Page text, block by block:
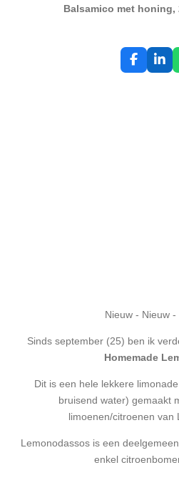
Balsamico met honing,
F
a
L
i
Nieuw - Nieuw -
Sinds september (25) ben ik
Homemade
Dit is een hele lekkere
bruisend water) gemaakt
limoenen/citroenen van
Lemonodassos is een
enkel